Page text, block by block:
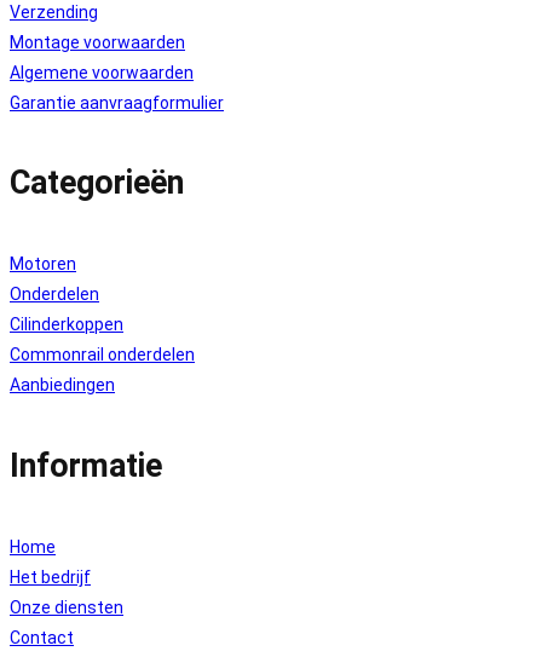
Verzending
Montage voorwaarden
Algemene voorwaarden
Garantie aanvraagformulier
Categorieën
Motoren
Onderdelen
Cilinderkoppen
Commonrail onderdelen
Aanbiedingen
Informatie
Home
Het bedrijf
Onze diensten
Contact